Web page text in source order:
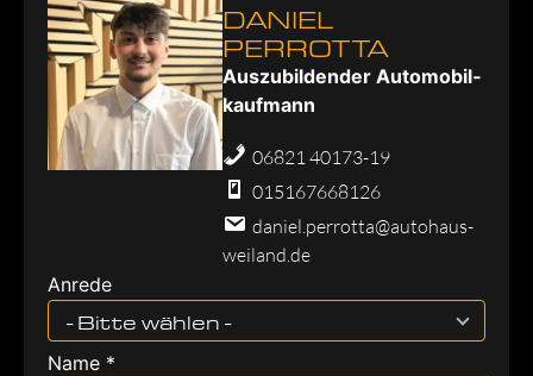
DANIEL
PERROTTA
Aus­zu­bil­den­der Au­to­mo­bil­
kauf­mann
06821 40173-19
015167668126
daniel.perrotta@autohaus-
weiland.de
Anrede
- Bitte wählen -
Name *